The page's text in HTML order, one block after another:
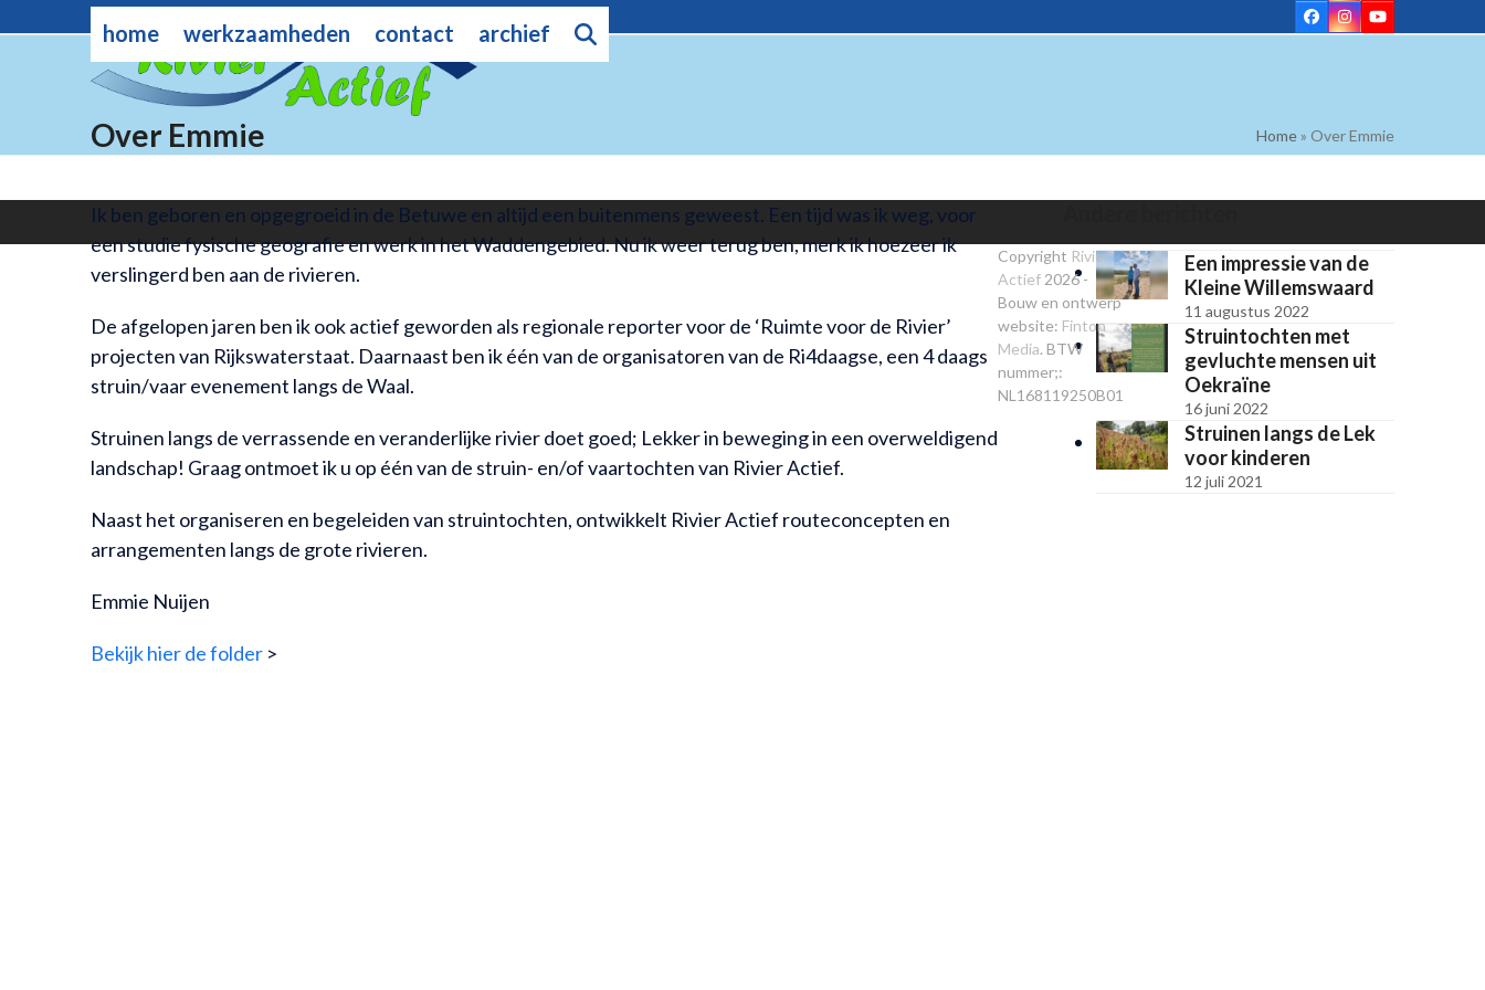
to
Facebook
InstagramYouTube
home werkzaamheden contact archief
Over Emmie Home» Over Emmie
Ik ben geboren en opgegroeid in de Betuwe en altijd een buitenmens geweest. Een tijd was ik weg, voor
een studie fysische geografie en werk in het Waddengebied. Nu ik weer terug ben, merk ik hoezeer ik
verslingerd ben aan de rivieren.
De afgelopen jaren ben ik ook actief geworden als regionale reporter voor de ‘Ruimte voor de Rivier’
projecten van Rijkswaterstaat. Daarnaast ben ik één van de organisatoren van de Ri4daagse, een 4 daags
struin/vaar evenement langs de Waal.
Struinen langs de verrassende en veranderlijke rivier doet goed; Lekker in beweging in een overweldigend
landschap! Graag ontmoet ik u op één van de struin- en/of vaartochten van Rivier Actief.
Naast het organiseren en begeleiden van struintochten, ontwikkelt Rivier Actief routeconcepten en
arrangementen langs de grote rivieren.
Emmie Nuijen
Bekijk hier de folder >
Een impressie van de
Kleine Willemswaard
11 augustus 2022
Struintochten met
gevluchte mensen uit
Oekraïne
16 juni 2022
Struinen langs de Lek
voor kinderen
12 juli 2021
Copyright Rivier
Actief 2026 -
Bouw en ontwerp
website: Finton
Media. BTW
nummer;:
NL168119250B01